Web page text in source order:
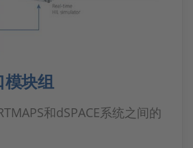
模块组
和dSPACE系统之间的